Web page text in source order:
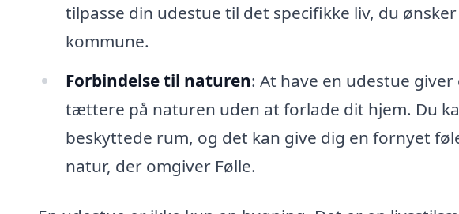
tilpasse din udestue til det specifikke liv, du
kommune.
Forbindelse til naturen: At have en udestue
tættere på naturen uden at forlade dit hjem. Du
beskyttede rum, og det kan give dig en fornyet
natur, der omgiver Følle.